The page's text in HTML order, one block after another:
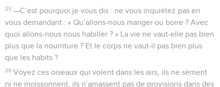
25 —C’est pourquoi je vous dis : ne vous inquiétez pas en
vous demandant : « Qu’allons-nous manger ou boire ? Avec
quoi allons-nous nous habiller ? » La vie ne vaut-elle pas bien
plus que la nourriture ? Et le corps ne vaut-il pas bien plus
que les habits ?
26 Voyez ces oiseaux qui volent dans les airs, ils ne sèment
ni ne moissonnent, ils n’amassent pas de provisions dans des